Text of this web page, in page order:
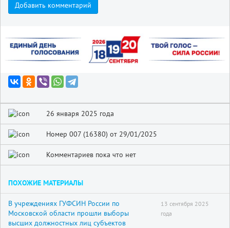
Добавить комментарий
26 января 2025 года
Номер 007 (16380) от 29/01/2025
Комментариев пока что нет
ПОХОЖИЕ МАТЕРИАЛЫ
В учреждениях ГУФСИН России по
Московской области прошли выборы
высших должностных лиц субъектов
13 сентября 2025
года